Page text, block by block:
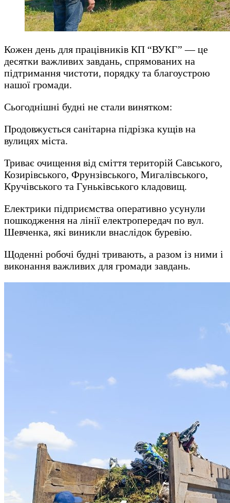
Кожен день для працівників КП “ВУКГ” — це
десятки важливих завдань, спрямованих на
підтримання чистоти, порядку та благоустрою
нашої громади.
Сьогоднішні будні не стали винятком:
Продовжується санітарна підрізка кущів на
вулицях міста.
Триває очищення від сміття територій Савського,
Козирівського, Фрунзівського, Мигалівського,
Кручівського та Гуньківського кладовищ.
Електрики підприємства оперативно усунули
пошкодження на лінії електропередач по вул.
Шевченка, які виникли внаслідок буревію.
Щоденні робочі будні тривають, а разом із ними і
виконання важливих для громади завдань.